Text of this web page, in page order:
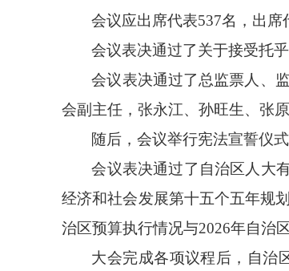
会议应出席代表537名，出席
会议表决通过了关于接受托
会议表决通过了总监票人、
会副主任，张永江、孙旺生、张
随后，会议举行宪法宣誓仪式
会议表决通过了自治区人大
经济和社会发展第十五个五年规划
治区预算执行情况与2026年自治
大会完成各项议程后，自治